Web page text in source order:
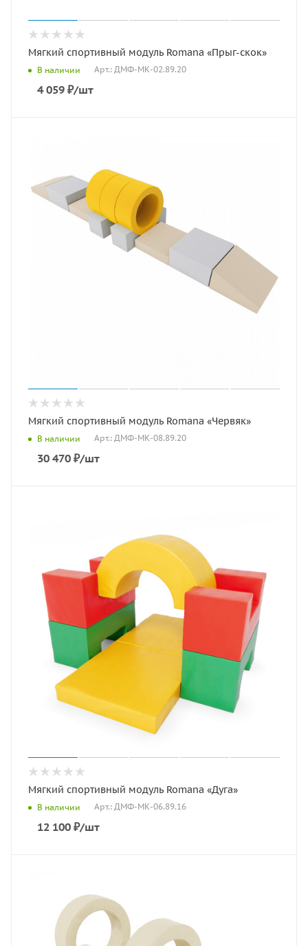
Мягкий спортивный модуль Romana «Прыг-скок»
В наличии Арт.: ДМФ-МК-02.89.20
4 059 ₽/шт
Мягкий спортивный модуль Romana «Червяк»
В наличии Арт.: ДМФ-МК-08.89.20
30 470 ₽/шт
Мягкий спортивный модуль Romana «Дуга»
В наличии Арт.: ДМФ-МК-06.89.16
12 100 ₽/шт